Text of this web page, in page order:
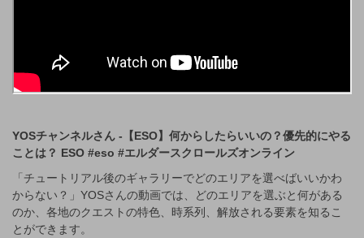
YOSチャンネルさん -【ESO】何からしたらいいの？優先的にやる
ことは？ ESO #eso #エルダースクロールズオンライン
「チュートリアル後のギャラリーでどのエリアを選べばいいかわ
からない？」YOSさんの動画では、どのエリアを選ぶと何がある
のか、各地のクエストの特色、時系列、解放される要素を知るこ
とができます。